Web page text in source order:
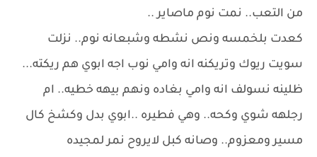
من التعب.. نمت نوم ماصاير ..
كعدت بلخمسه ونص نشطه وشبعانه نوم.. نزلت
سويت ريوك وتريكنه انه وامي نوب اجه ابوي هم ريكته...
ظلينه نسولف انه وامي بغاده ونهم بيهه خطيه.. ام
رجلهه شوي وكحه.. وهي فطيره ..ابوي بدل وكشخ كال
مسير ومعزوم.. وصانه كبل لايروح نمر لمجيده